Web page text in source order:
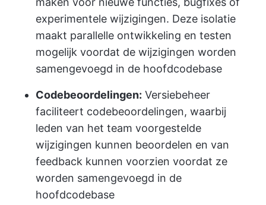
experimentele wijzigingen. Deze isolatie
maakt parallelle ontwikkeling en testen
mogelijk voordat de wijzigingen worden
samengevoegd in de hoofdcodebase
Codebeoordelingen: Versiebeheer
faciliteert codebeoordelingen, waarbij
leden van het team voorgestelde
wijzigingen kunnen beoordelen en van
feedback kunnen voorzien voordat ze
worden samengevoegd in de
hoofdcodebase